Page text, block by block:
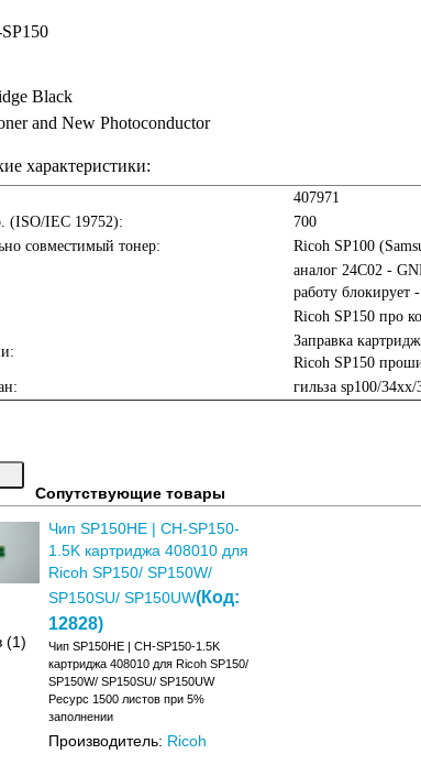
Black
and New Photoconductor
характеристики:
407971
(ISO/IEC 19752):
700
совместимый тонер:
Ricoh SP100
аналог 24С02 -
работу блокирует
Ricoh SP150 про
Заправка
Ricoh SP150
гильза sp100/
Сопутствующие товары
(1)
Чип SP150HE | CH-SP150-
1.5K картриджа 408010 для
Ricoh SP150/ SP150W/
SP150SU/ SP150UW(Код:
12828)
Чип SP150HE | CH-SP150-1.5K
картриджа 408010 для Ricoh SP150/
SP150W/ SP150SU/ SP150UW
Ресурс 1500 листов при 5%
заполнении
Производитель: Ricoh